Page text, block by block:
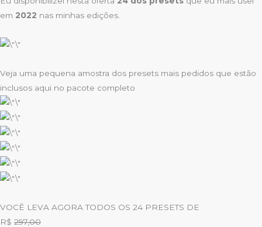
em 2022 nas minhas edições.
Veja uma pequena amostra dos presets mais pedidos que estão
inclusos aqui no pacote completo
VOCÊ LEVA AGORA TODOS OS 24 PRESETS DE
R$ 297,00